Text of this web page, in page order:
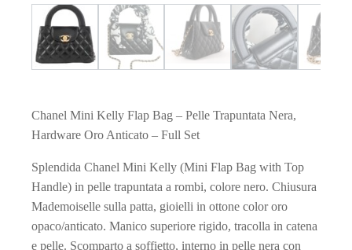
Chanel Mini Kelly Flap Bag – Pelle Trapuntata Nera,
Hardware Oro Anticato – Full Set
Splendida Chanel Mini Kelly (Mini Flap Bag with Top
Handle) in pelle trapuntata a rombi, colore nero. Chiusura
Mademoiselle sulla patta, gioielli in ottone color oro
opaco/anticato. Manico superiore rigido, tracolla in catena
e pelle. Scomparto a soffietto, interno in pelle nera con